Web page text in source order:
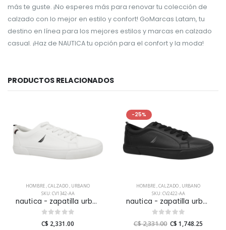
más te guste. ¡No esperes más para renovar tu colección de
calzado con lo mejor en estilo y confort! GoMarcas Latam, tu
destino en línea para los mejores estilos y marcas en calzado
casual. ¡Haz de NAUTICA tu opción para el confort y la moda!
PRODUCTOS RELACIONADOS
HOMBRE,CALZADO, URBANO
SKU: CV1342-AA
nautica - zapatilla urbana graves para hombre
C$ 2,331.00
-25%
HOMBRE,CALZADO, URBANO
SKU: CV2422-AA
nautica - zapatilla urbana graves para hombre
C$ 2,331.00 C$ 1,748.25